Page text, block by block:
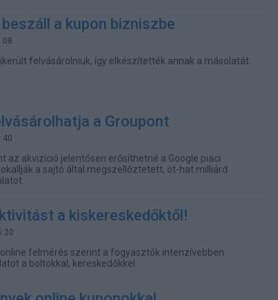
a kupon bizniszbe
felvásárolniuk, így elkészítették annak a másolatát.
a Groupont
az akvizíció jelentősen erősíthetné a Google piaci
a sajtó által megszellőztetett, öt-hat milliárd
a kiskereskedőktől!
felmérés szerint a fogyasztók intenzívebben
a boltokkal, kereskedőkkel.